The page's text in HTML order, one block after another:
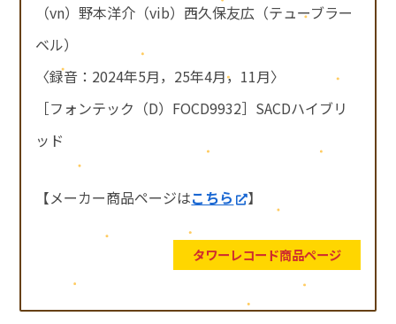
（vn）野本洋介（vib）西久保友広（テューブラー
ベル）
〈録音：2024年5月，25年4月，11月〉
［フォンテック（D）FOCD9932］SACDハイブリ
ッド
【メーカー商品ページはこちら 】
タワーレコード商品ページ